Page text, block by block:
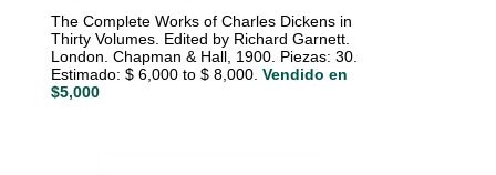
The Complete Works of Charles Dickens in
Thirty Volumes. Edited by Richard Garnett.
London. Chapman & Hall, 1900. Piezas: 30.
Estimado: $ 6,000 to $ 8,000. Vendido en
$5,000